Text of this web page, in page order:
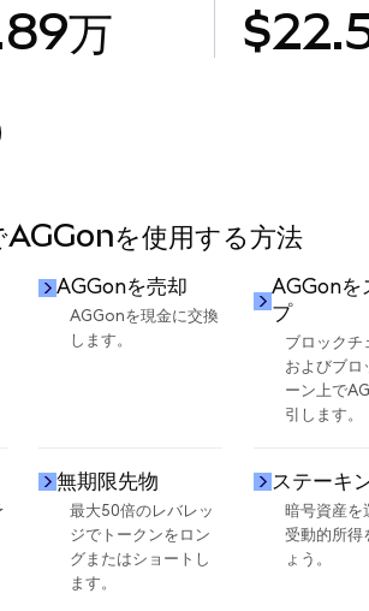
万
を使用する方法
AGGonを売却
AGGonを現金に交換
します。
AGGonを
プ
ブロックチ
およびブロ
ーン上で
引します。
無期限先物
最大50倍のレバレッ
ジでトークンをロン
グまたはショートし
ます。
ステーキ
暗号資産を
受動的所得
ょう。